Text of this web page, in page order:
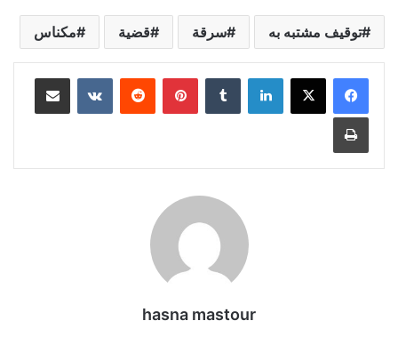
توقيف مشتبه به سرقة قضية مكناس
لينكدإن بينتيريست مشاركة عبر البريد
طباعة
hasna mastour